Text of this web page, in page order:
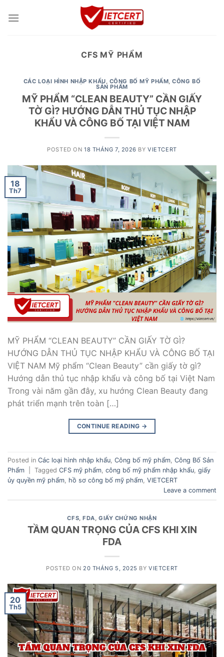
CFS MỸ PHẨM
CÁC LOẠI HÌNH NHẬP KHẨU, CÔNG BỐ MỸ PHẨM,CÔNG BỐ
SẢN PHẨM
MỸ PHẨM “CLEAN BEAUTY” CẦN GIẤY
TỜ GÌ? HƯỚNG DẪN THỦ TỤC NHẬP
KHẨU VÀ CÔNG BỐ TẠI VIỆT NAM
POSTED ON 18 THÁNG 7, 2026 BYVIETCERT
18
Th7
MỸ PHẨM “CLEAN BEAUTY” CẦN GIẤY TỜ GÌ?
HƯỚNG DẪN THỦ TỤC NHẬP KHẨU VÀ CÔNG BỐ TẠI
VIỆT NAM Mỹ phẩm “Clean Beauty” cần giấy tờ gì?
Hướng dẫn thủ tục nhập khẩu và công bố tại Việt Nam
Trong vài năm gần đây, xu hướng Clean Beauty đang
phát triển mạnh trên toàn […]
CONTINUE READING →
Posted in Các loại hình nhập khẩu Công bố mỹ phẩm Công Bố Sản
Phẩm
Tagged CFS mỹ phẩm công bố mỹ phẩm nhập khẩu giấy
ủy quyền mỹ phẩm hồ sơ công bố mỹ phẩm VIETCERT
Leave a comment
CFS ,FDA ,GIẤY CHỨNG NHẬN
TẦM QUAN TRỌNG CỦA CFS KHI XIN
FDA
POSTED ON 20 THÁNG 5, 2025 BYVIETCERT
20
Th5